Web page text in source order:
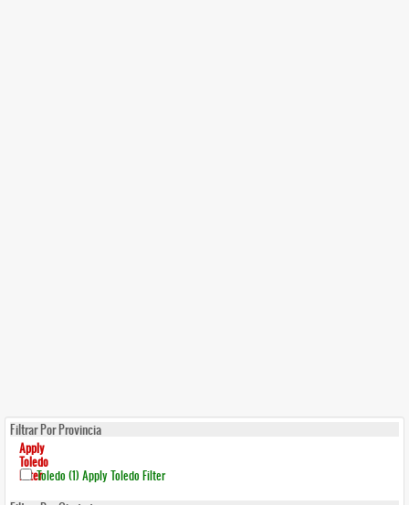
Filtrar Por Provincia
Apply
Toledo
FilterToledo (1) Apply Toledo Filter